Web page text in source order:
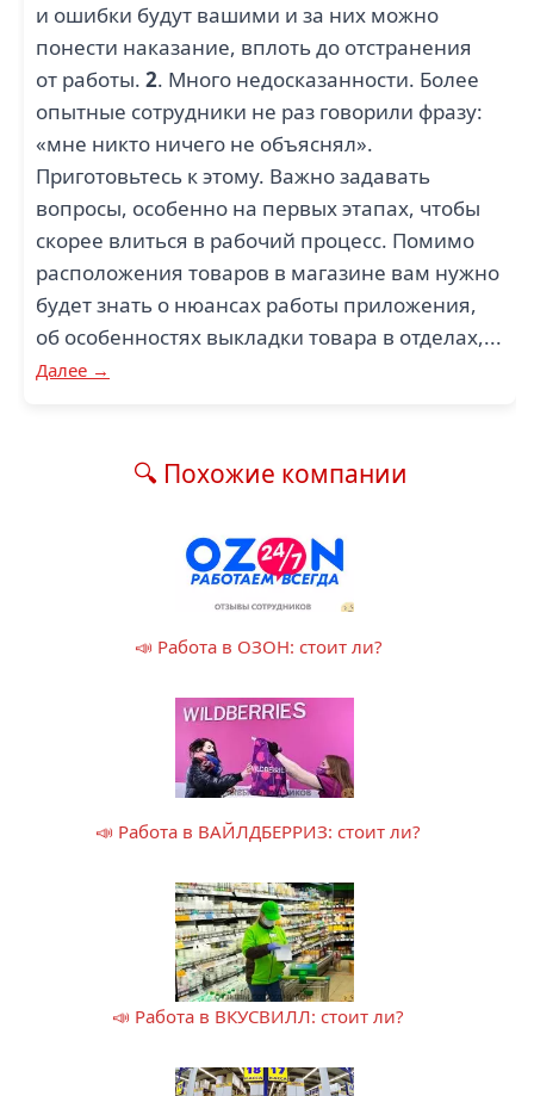
и ошибки будут вашими и за них можно
понести наказание, вплоть до отстранения
от работы. 2. Много недосказанности. Более
опытные сотрудники не раз говорили фразу:
«мне никто ничего не объяснял».
Приготовьтесь к этому. Важно задавать
вопросы, особенно на первых этапах, чтобы
скорее влиться в рабочий процесс. Помимо
расположения товаров в магазине вам нужно
будет знать о нюансах работы приложения,
об особенностях выкладки товара в отделах,...
Далее →
🔍 Похожие компании
📣 Работа в ОЗОН: стоит ли?
📣 Работа в ВАЙЛДБЕРРИЗ: стоит ли?
📣 Работа в ВКУСВИЛЛ: стоит ли?